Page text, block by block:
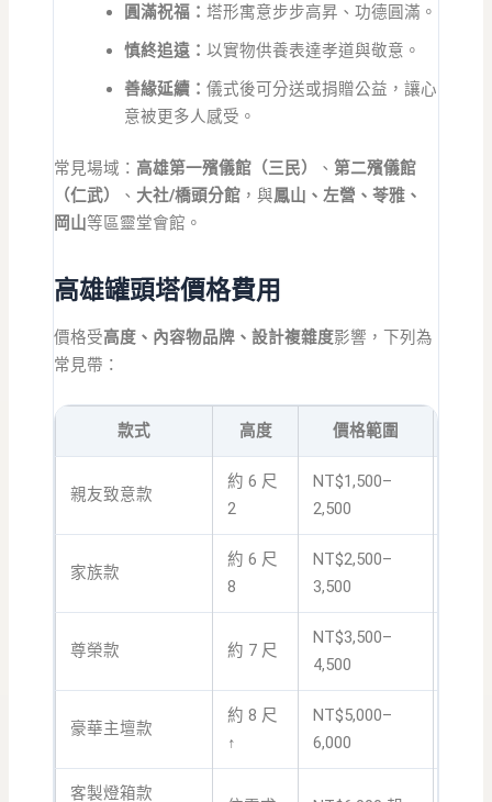
圓滿祝福：塔形寓意步步高昇、功德圓滿。
慎終追遠：以實物供養表達孝道與敬意。
善緣延續：儀式後可分送或捐贈公益，讓心
意被更多人感受。
常見場域： 高雄第一殯儀館（三民） 、第二殯儀館
（仁武）
、 大社/橋頭分館 ，與鳳山、左營、苓雅、
岡山等區靈堂會館。
高雄罐頭塔價格費用
價格受高度、內容物品牌、設計複雜度影響，下列為
常見帶：
款式 高度 價格範圍
親友致意款
約 6 尺
2
NT$1,500–
2,500
家族款
約 6 尺
8
NT$2,500–
3,500
尊榮款 約 7 尺
NT$3,500–
4,500
豪華主壇款
約 8 尺
↑
NT$5,000–
6,000
客製燈箱款